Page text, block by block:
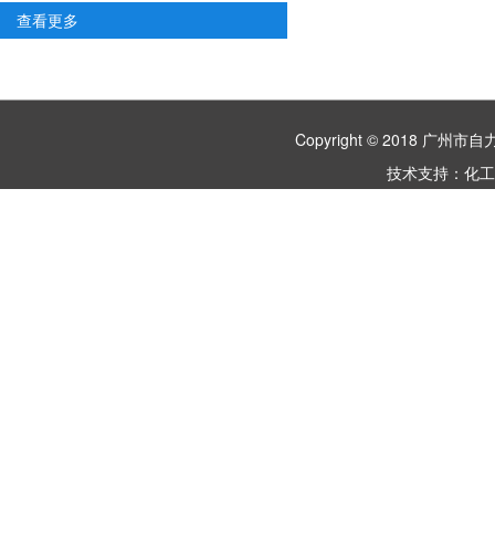
查看更多
Copyright © 2018 广州市
技术支持： 化